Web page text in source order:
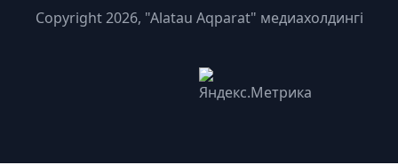
Copyright 2026, "Alatau Aqparat" медиахолдингі